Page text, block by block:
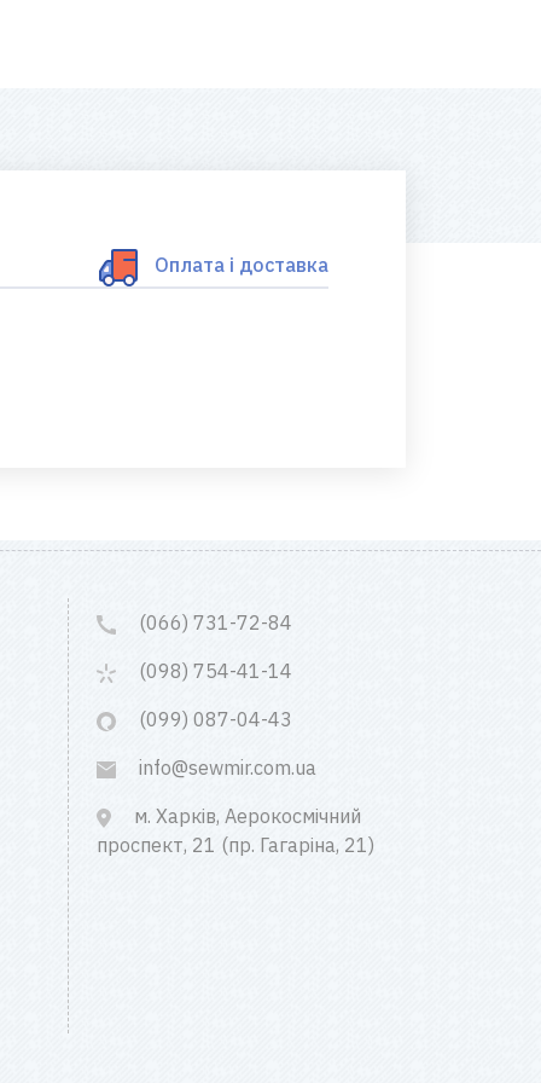
Оплата і доставка
(066) 731-72-84
(098) 754-41-14
(099) 087-04-43
info@sewmir.com.ua
м. Харків, Аерокосмічний
проспект, 21 (пр. Гагаріна, 21)